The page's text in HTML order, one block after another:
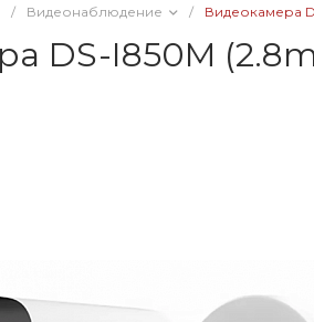
/ Видеонаблюдение / Видеокамера
DS-I850M